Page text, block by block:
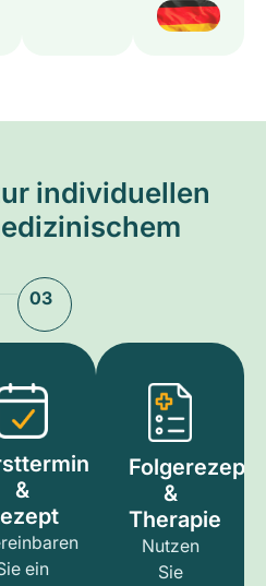
individuellen
03
&
ein
Folgerezept
&
Therapie
Nutzen
Sie